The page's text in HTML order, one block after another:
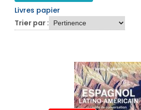
Livres papier
Trier par :